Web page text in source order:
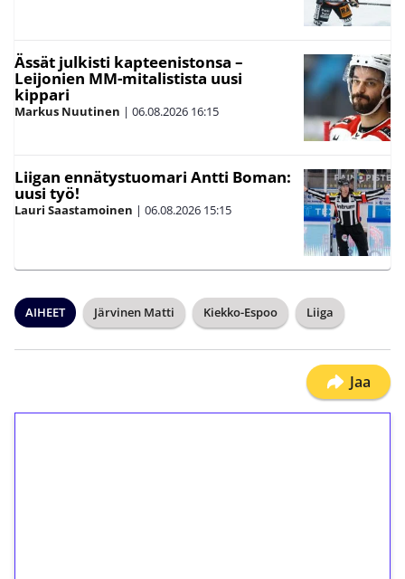
Ässät julkisti kapteenistonsa –
Leijonien MM-mitalistista uusi
kippari
Markus Nuutinen | 06.08.2026 16:15
Liigan ennätystuomari Antti Boman:
uusi työ!
Lauri Saastamoinen | 06.08.2026 15:15
AIHEET Järvinen Matti Kiekko-Espoo Liiga
Jaa